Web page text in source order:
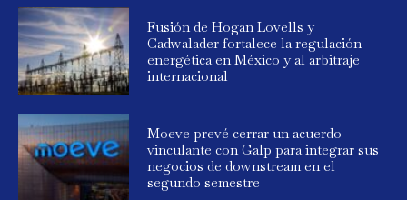
Fusión de Hogan Lovells y
Cadwalader fortalece la regulación
energética en México y al arbitraje
internacional
Moeve prevé cerrar un acuerdo
vinculante con Galp para integrar sus
negocios de downstream en el
segundo semestre